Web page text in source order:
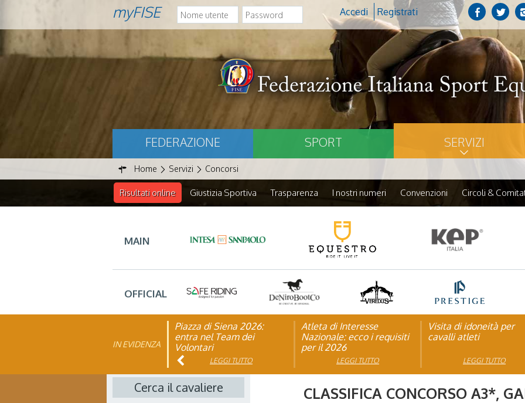
myFISE Accedi Registrati
FEDERAZIONE SPORT SERVIZI
Home Servizi Concorsi
Risultati online Giustizia Sportiva Trasparenza I nostri numeri Convenzioni Circoli &
MAIN
OFFICIAL
IN EVIDENZA
Piazza di Siena 2026:
entra nel Team dei
Volontari
LEGGI TUTTO
Atleta di Interesse
Nazionale: ecco i requisiti
per il 2026
LEGGI TUTTO
Visita di idoneità per
cavalli atleti
LEGGI TUTTO
FISE: aperta la Campagna
affiliazione 2026
LEGGI TUTTO
Natale con la FISE: al via
la nona edizione
dell’iniziativa solidale della
Federazione Italiana Sport
LEGGI TUTTO
Studente Atleta di alto
livello: pubblicato il
2025/2026LEGGI TUTTO
Cerca il cavaliere CLASSIFICA CONCORSO A3*,